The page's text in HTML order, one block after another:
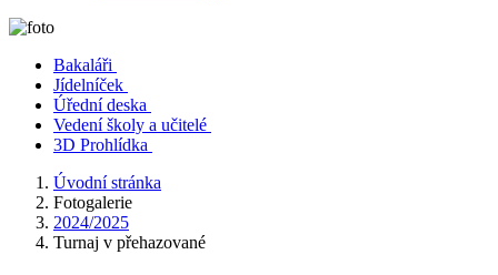
Bakaláři
Jídelníček
Úřední deska
Vedení školy a učitelé
3D Prohlídka
Úvodní stránka
Fotogalerie
2024/2025
Turnaj v přehazované